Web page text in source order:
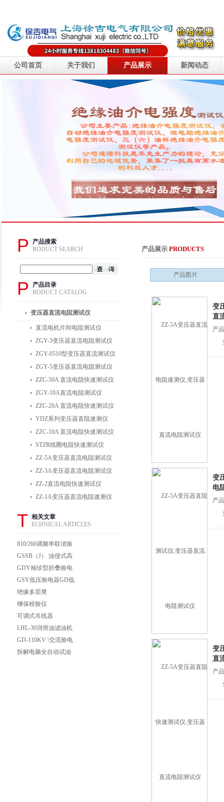
公司首页 关于我们 产品展示 新闻动态
P
产品搜索
RODUCT SEARCH
P
产品目录
RODUCT CATALOG
变压器直流电阻测试仪
直流电机片间电阻测试仪
ZGY-3变压器直流电阻测试仪
ZGY-0510型变压器直流测试仪
ZGY-5变压器直流电阻测试仪
ZZC-50A 直流电阻快速测试仪
ZGY-10A直流电阻测试仪
ZZC-20A 直流电阻快速测试仪
YDZ系列变压器直阻速测仪
ZZC-10A 直流电阻快速测试仪
STZR线圈电阻快速测试仪
ZZ-5A变压器直流电阻测试仪
ZZ-3A变压器直流电阻测试仪
ZZ-2直流电阻快速测试仪
ZZ-1A变压器直流电阻速测仪
T 相关文章
ECHNICAL ARTICLES
810/260调频串联谐振
试验装置 调频串联谐
振试验成套装置
GSSB（J） 油侵式高
压试验变压器
GDY袖珍型折叠验电
器，伸缩式高低压声光
验电器
GSY低压验电器GD低
压测电器GD型低压验
电器GD低压验电器
绝缘多层凳
继保校验仪
可调式吊线器
LHL-30润滑油滤油机
LHL-50润滑油滤油机
GD-110KV \交流验电
器
拆解电脑全自动试油
产品展示 PRODUCTS
产品图片
变
直
产
变
电
产
变
直
产